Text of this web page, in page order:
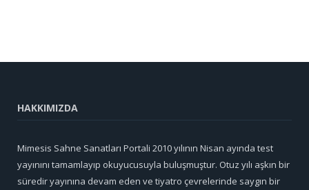
HAKKIMIZDA
Mimesis Sahne Sanatları Portali 2010 yılının Nisan ayında test
yayınını tamamlayıp okuyucusuyla buluşmuştur. Otuz yılı aşkın bir
süredir yayınına devam eden ve tiyatro çevrelerinde saygın bir